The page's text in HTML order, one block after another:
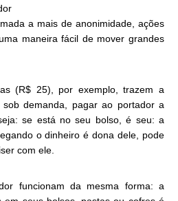
a mais de anonimidade, ações
maneira fácil de mover grandes
(R$ 25), por exemplo, trazem a
sob demanda, pagar ao portador a
se está no seu bolso, é seu: a
o dinheiro é dona dele, pode
com ele.
funcionam da mesma forma: a